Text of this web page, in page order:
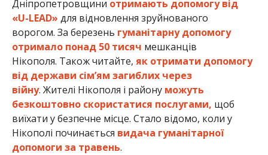
Альона Антонова
МІТКИ: БЛАГОТВОРИТЕЛЬНОСТЬ ГОРОДСКОЙ СОВЕТ
ЖИЗНЬ,НОВОСТИ НИКОПОЛЯ